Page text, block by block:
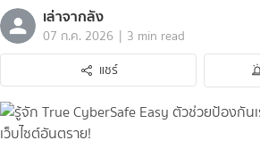
เล่าจากลัง
07 ก.ค. 2026 | 3 min read
แชร์